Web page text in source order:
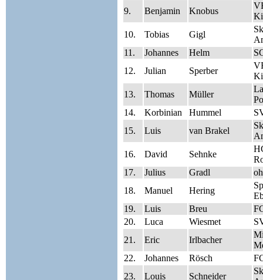
9.
Benjamin Knobus
10.
Tobias Gigl
11.
Johannes Helm
12.
Julian Sperber
13.
Thomas Müller
14.
Korbinian Hummel
15.
Luis van Brakel
16.
David Sehnke
17.
Julius Gradl
18.
Manuel Hering
19.
Luis Breu
20.
Luca Wiesmet
21.
Eric Irlbacher
22.
Johannes Rösch
23.
Louis Schneider